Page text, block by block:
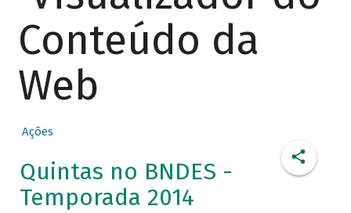
Conteúdo da
Web
Ações
Quintas no BNDES -
Temporada 2014